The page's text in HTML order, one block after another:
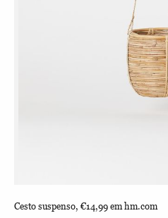
Cesto suspenso, €14,99 em hm.com